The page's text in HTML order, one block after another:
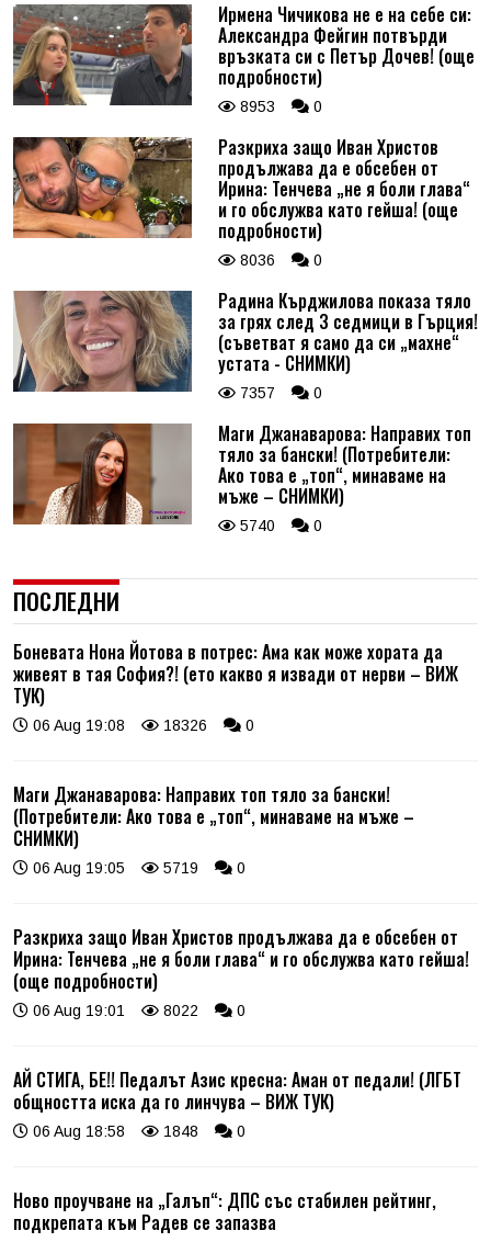
Ирмена Чичикова не е на себе си:
Александра Фейгин потвърди
връзката си с Петър Дочев! (още
подробности)
8953 0
Разкриха защо Иван Христов
продължава да е обсебен от
Ирина: Тенчева „не я боли глава“
и го обслужва като гейша! (още
подробности)
8036 0
Радина Кърджилова показа тяло
за грях след 3 седмици в Гърция!
(съветват я само да си „махне“
устата - СНИМКИ)
7357 0
Маги Джанаварова: Направих топ
тяло за бански! (Потребители:
Ако това е „топ“, минаваме на
мъже – СНИМКИ)
5740 0
ПОСЛЕДНИ
Боневата Нона Йотова в потрес: Ама как може хората да
живеят в тая София?! (ето какво я извади от нерви – ВИЖ
ТУК)
06 Aug 19:08 18326 0
Маги Джанаварова: Направих топ тяло за бански!
(Потребители: Ако това е „топ“, минаваме на мъже –
СНИМКИ)
06 Aug 19:05 5719 0
Разкриха защо Иван Христов продължава да е обсебен от
Ирина: Тенчева „не я боли глава“ и го обслужва като гейша!
(още подробности)
06 Aug 19:01 8022 0
АЙ СТИГА, БЕ!! Педалът Азис кресна: Аман от педали! (ЛГБТ
общността иска да го линчува – ВИЖ ТУК)
06 Aug 18:58 1848 0
Ново проучване на „Галъп“: ДПС със стабилен рейтинг,
подкрепата към Радев се запазва